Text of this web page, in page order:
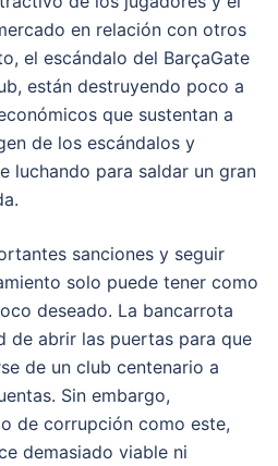
en relación con otros
el escándalo del BarçaGate
están destruyendo poco a
que sustentan a
de los escándalos y
luchando para saldar un gran
sanciones y seguir
solo puede tener como
deseado. La bancarrota
de abrir las puertas para que
de un club centenario a
Sin embargo,
de corrupción como este,
demasiado viable ni